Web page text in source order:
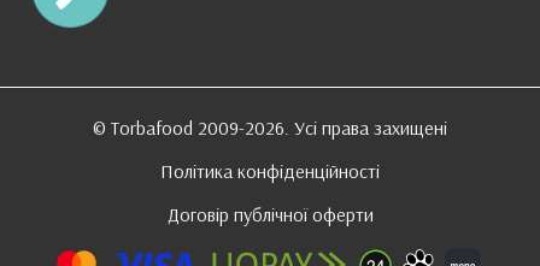
© Torbafood 2009-2026. Усі права захищені
Політика конфіденційності
Договір публічної оферти